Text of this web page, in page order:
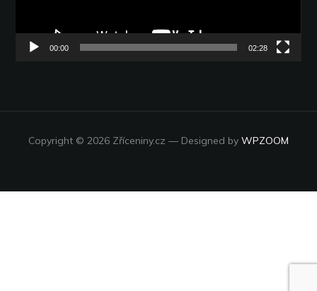
00:00 02:28
Copyright © 2026 Zříceniny.cz — Designed by WPZOOM